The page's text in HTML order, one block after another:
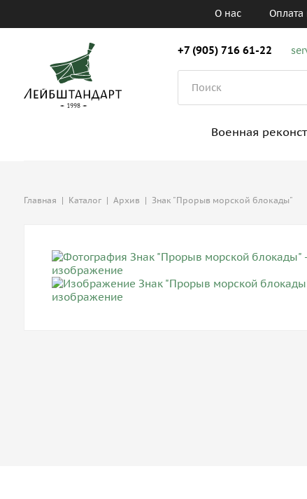
О нас Оплата
+7 (905) 716 61-22
Военная
Главная | Каталог | Архив | Знак "Прорыв морской блокады"